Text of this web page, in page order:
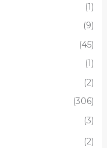
(1)
(9)
(45)
(1)
(2)
(306)
(3)
(2)